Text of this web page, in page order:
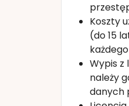
Koszty
(do 15
Wypis z
należy
danych